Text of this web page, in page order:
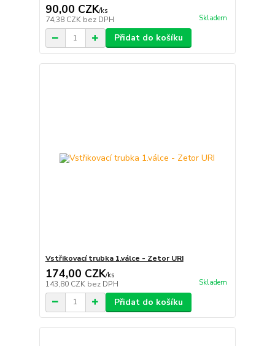
90,00 CZK/ks
74,38 CZK bez DPH Skladem
Přidat do košíku
Vstřikovací trubka 1.válce - Zetor URI
174,00 CZK/ks
143,80 CZK bez DPH Skladem
Přidat do košíku